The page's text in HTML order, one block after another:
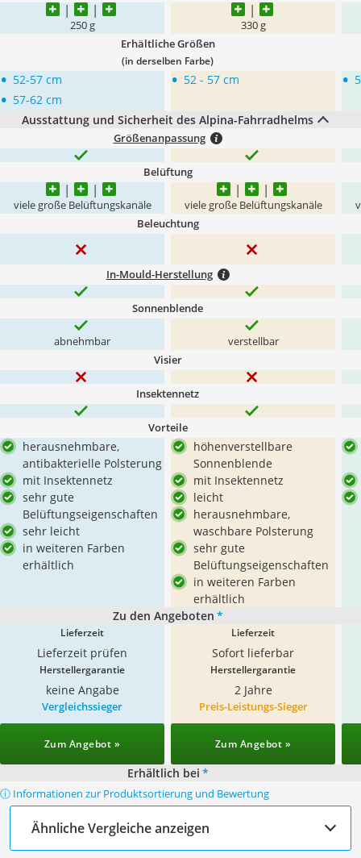
250 g 330 g
Erhältliche Größen
(in derselben Farbe)
• 52-57 cm
• 57-62 cm
• 52 - 57 cm •
Ausstattung und Sicherheit des Alpina-Fahrradhelms
Größenanpassung
Belüftung
viele große Belüftungskanäle viele große Belüftungskanäle
Beleuchtung
In-Mould-Herstellung
Sonnenblende
abnehmbar verstellbar
Visier
Insektennetz
Vorteile
herausnehmbare,
antibakterielle Polsterung
mit Insektennetz
sehr gute
Belüftungseigenschaften
sehr leicht
in weiteren Farben
erhältlich
höhenverstellbare
Sonnenblende
mit Insektennetz
leicht
herausnehmbare,
waschbare Polsterung
sehr gute
Belüftungseigenschaften
in weiteren Farben
erhältlich
Zu den Angeboten *
Lieferzeit
Lieferzeit prüfen
Lieferzeit
Sofort lieferbar
Herstellergarantie
keine Angabe
Herstellergarantie
2 Jahre
Vergleichssieger
Zum Angebot »
Preis-Leistungs-Sieger
Zum Angebot »
Erhältlich bei *
ⓘ Informationen zur Produktsortierung und Bewertung
Ähnliche Vergleiche anzeigen